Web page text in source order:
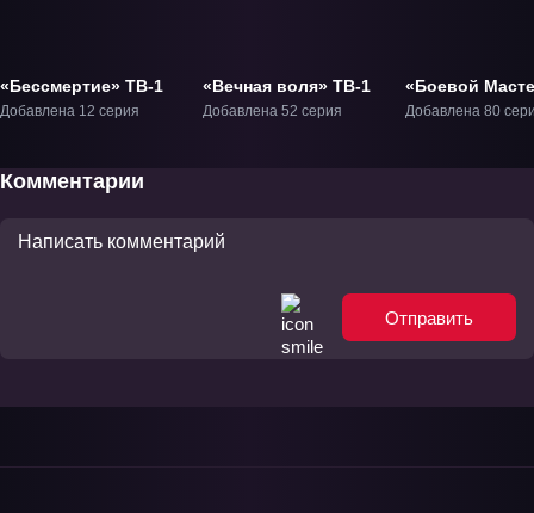
«Бессмертие» ТВ-1
Добавлена 12 серия
«Вечная воля» ТВ-1
Добавлена 52 серия
«Боевой
ТВ-1
Добавлена 80
Комментарии
Отправить